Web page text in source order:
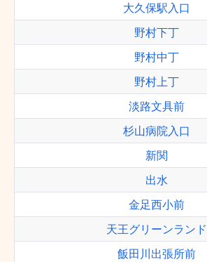
大久保駅入口
野村下丁
野村中丁
野村上丁
淡路文具前
杉山病院入口
新関
出水
金足西小前
天王グリーンランド
飯田川出張所前